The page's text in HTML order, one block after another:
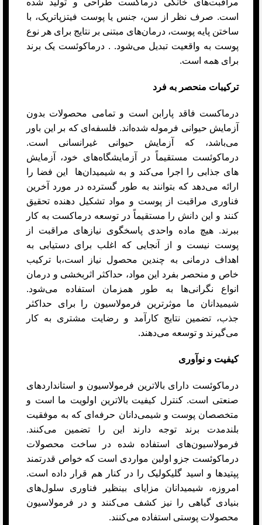
است. صرف نظر از سن، جنس یا پوست فیتزپاتریک، با
ساختن پایه پوست، درمان‌های مبتنی بر نتایج برای هر نوع
پوست به واقعیت تبدیل می‌شود. . درماکوئست یک برند
برای همه است.
ترکیبات منحصر به فرد
درماکست فاقد پارابن است و تمامی محصولات بدون
آزمایش حیوانی فرموله شده‌اند. فلسفه‌ای که بر این باور
می‌باشد، که آزمایش حیوانی غیرانسانی است.
درماکوئست مستقیماً در آزمایشگاه‌های خود، آزمایش
های جذابی را اجرا می‌کند و به شیمیدان‌ها این فضا را
ارائه می‌دهد که بتوانند به طور گسترده در مورد آخرین
فناوری مراقبت از پوست و مواد تشکیل دهنده تحقیق
کنند و این دانش را مستقیماً در توسعه درماکست به کار
ببرند. هیچ ماده واحدی پاسخگوی نیازهای مراقبت از
پوست نیست و از آنجایی که اغلب برای دستیابی به
اهداف درمانی به چندین محصول نیاز است،با ترکیب
خاص و منحصر بفرد این مواد، حداکثر اثربخشی و درمان
انواع نگرانی‌ها به طور همزمان استفاده می‌شود.
شیمیدانان ما موثرترین فرمولاسیون را برای حداکثر
جذب، تضمین نتایج کارآمد و رضایت مشتری به کار
می‌گیرند و توسعه می‌دهند.
کیفیت و نوآوری
درماکوئست دارای بالاترین فرمولاسیون و استانداردهای
صنعتی است. کنترل کیفیت بالاترین اولویت ما است و
متخصصان پوست و شیمی‌دانان حرفه‌ای که به موفقیت
بلندمدت برند توجه دارند این را تضمین می‌کنند.
فرمولاسیون‌های استفاده شده در ساخت محصولات
درماکوئست جزو اولین مواردی است که خواص قدرتمند
پپتیدها و اسید گلیکولیک را در کنار هم قرار داده است.
امروزه، شیمیدانان مزایای بینظیر فناوری سلول‌های
بنیادی گیاهی را نیز کشف می‌کنند و در فرمولاسیون
محصولات پوستی استفاده می‌کنند.